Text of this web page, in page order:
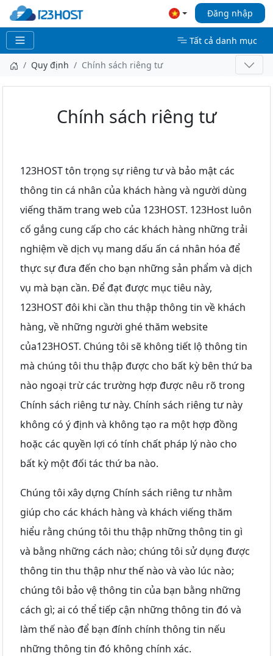
Đăng nhập
Tất cả danh mục
Quy định Chính sách riêng tư
Chính sách riêng tư
123HOST tôn trọng sự riêng tư và bảo mật các
thông tin cá nhân của khách hàng và người dùng
viếng thăm trang web của 123HOST. 123Host luôn
cố gắng cung cấp cho các khách hàng những trải
nghiệm về dịch vụ mang dấu ấn cá nhân hóa để
thực sự đưa đến cho bạn những sản phẩm và dịch
vụ mà bạn cần. Để đạt được mục tiêu này,
123HOST đôi khi cần thu thập thông tin về khách
hàng, về những người ghé thăm website
của123HOST. Chúng tôi sẽ không tiết lộ thông tin
mà chúng tôi thu thập được cho bất kỳ bên thứ ba
nào ngoại trừ các trường hợp được nêu rõ trong
Chính sách riêng tư này. Chính sách riêng tư này
không có ý định và không tạo ra một hợp đồng
hoặc các quyền lợi có tính chất pháp lý nào cho
bất kỳ một đối tác thứ ba nào.
Chúng tôi xây dựng Chính sách riêng tư nhằm
giúp cho các khách hàng và khách viếng thăm
hiểu rằng chúng tôi thu thập những thông tin gì
và bằng những cách nào; chúng tôi sử dụng được
thông tin thu thập như thế nào và vào lúc nào;
chúng tôi bảo vệ thông tin của bạn bằng những
cách gì; ai có thể tiếp cận những thông tin đó và
làm thế nào để bạn đính chính thông tin nếu
những thông tin đó không chính xác.